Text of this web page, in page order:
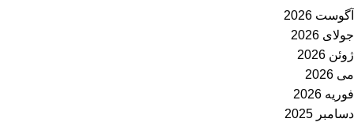
آگوست 2026
جولای 2026
ژوئن 2026
می 2026
فوریه 2026
دسامبر 2025